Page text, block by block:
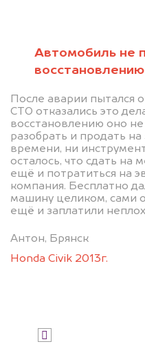
Автомобиль не
восстановлению
После аварии пытался
СТО отказались это
восстановлению оно
разобрать и продать на
времени, ни
осталось, что сдать на
ещё и потратиться на
компания. Бесплатно
машину целиком, сами
ещё и заплатили
Антон, Брянск
Honda Civik 2013г.
Мы купим ваше
дороже, чем